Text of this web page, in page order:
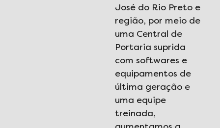
José do Rio Preto e
região, por meio de
uma Central de
Portaria suprida
com softwares e
equipamentos de
última geração e
uma equipe
treinada,